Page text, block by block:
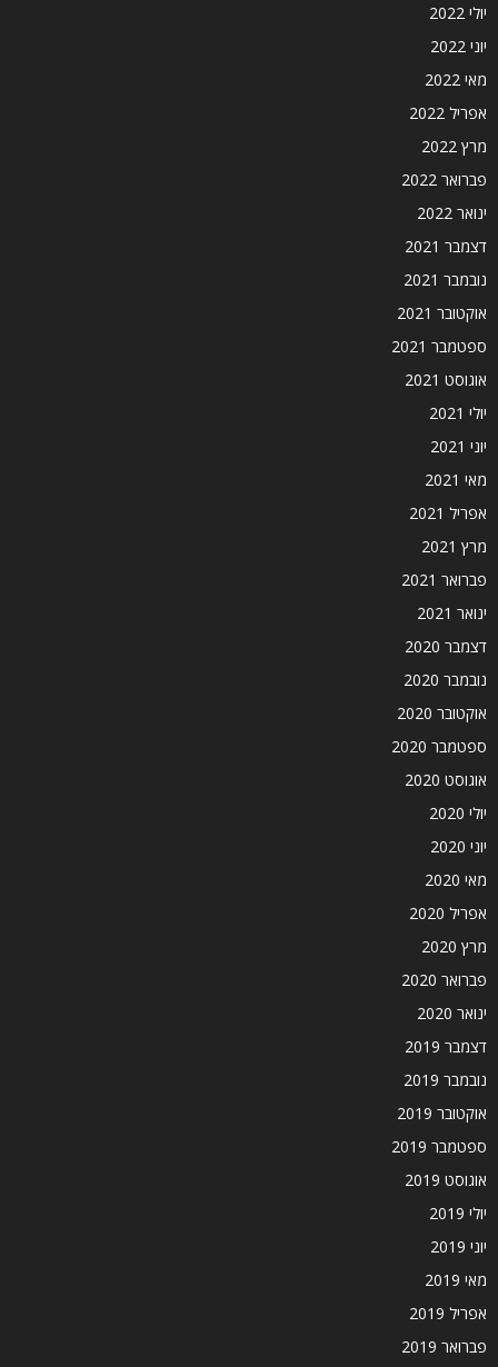
יולי 2022
יוני 2022
מאי 2022
אפריל 2022
מרץ 2022
פברואר 2022
ינואר 2022
דצמבר 2021
נובמבר 2021
אוקטובר 2021
ספטמבר 2021
אוגוסט 2021
יולי 2021
יוני 2021
מאי 2021
אפריל 2021
מרץ 2021
פברואר 2021
ינואר 2021
דצמבר 2020
נובמבר 2020
אוקטובר 2020
ספטמבר 2020
אוגוסט 2020
יולי 2020
יוני 2020
מאי 2020
אפריל 2020
מרץ 2020
פברואר 2020
ינואר 2020
דצמבר 2019
נובמבר 2019
אוקטובר 2019
ספטמבר 2019
אוגוסט 2019
יולי 2019
יוני 2019
מאי 2019
אפריל 2019
פברואר 2019